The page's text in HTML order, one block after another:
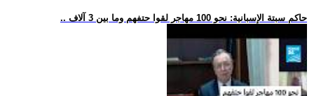
.. حاكم سبتة الإسبانية: نحو 100 مهاجر لقوا حتفهم وما بين 3 آلاف